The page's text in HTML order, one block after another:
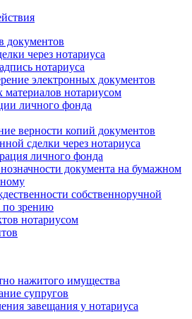
документов
через нотариуса
нотариуса
электронных документов
нотариусом
личного фонда
верности копий документов
сделки через нотариуса
личного фонда
документа на бумажном
собственноручной
по зрению
нотариусом
нажитого имущества
супругов
завещания у нотариуса